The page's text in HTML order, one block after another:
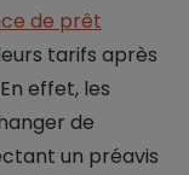
de prêt
tarifs après
effet, les
de
un préavis